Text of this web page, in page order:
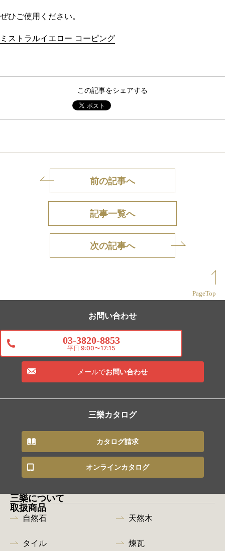
ぜひご使用ください。
ミストラルイエロー コーピング
この記事をシェアする
前の記事へ
記事一覧へ
次の記事へ
PageTop
お問い合わせ
03-3820-8853
平日 9:00〜17:15
メールでお問い合わせ
三樂カタログ
カタログ請求
オンラインカタログ
三樂について
取扱商品
自然石 天然木
タイル 煉瓦